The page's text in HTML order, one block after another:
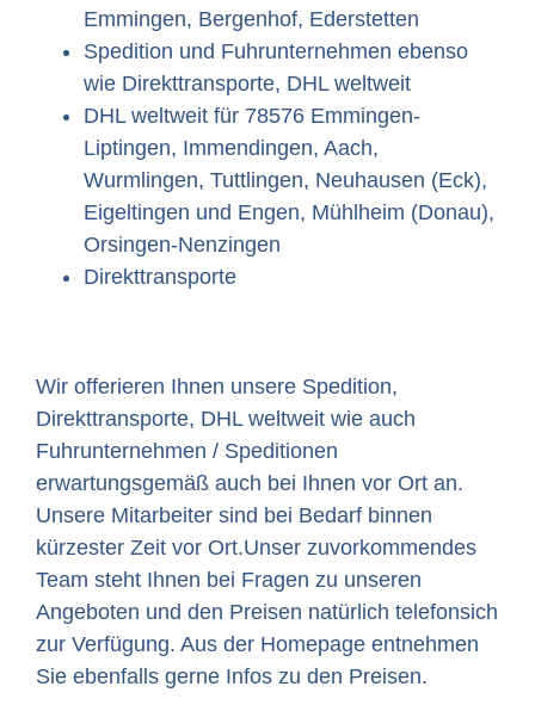
Emmingen, Bergenhof, Ederstetten
Spedition und Fuhrunternehmen ebenso
wie Direkttransporte, DHL weltweit
DHL weltweit für 78576 Emmingen-
Liptingen, Immendingen, Aach,
Wurmlingen, Tuttlingen, Neuhausen (Eck),
Eigeltingen und Engen, Mühlheim (Donau),
Orsingen-Nenzingen
Direkttransporte
Wir offerieren Ihnen unsere Spedition,
Direkttransporte, DHL weltweit wie auch
Fuhrunternehmen / Speditionen
erwartungsgemäß auch bei Ihnen vor Ort an.
Unsere Mitarbeiter sind bei Bedarf binnen
kürzester Zeit vor Ort.Unser zuvorkommendes
Team steht Ihnen bei Fragen zu unseren
Angeboten und den Preisen natürlich telefonsich
zur Verfügung. Aus der Homepage entnehmen
Sie ebenfalls gerne Infos zu den Preisen.